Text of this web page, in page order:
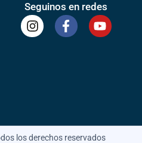
Seguinos en redes
los derechos reservados